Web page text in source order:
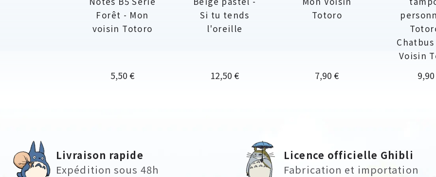
Forêt - Mon
voisin Totoro
Prix
5,50 €
Si tu tends
l'oreille
Prix
12,50 €
Totoro
Prix
7,90 €
Voisin
Prix
Livraison rapide
Expédition sous 48h
Licence officielle Ghibli
Fabrication et importation